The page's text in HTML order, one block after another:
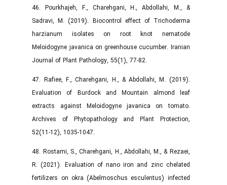
46. Pourkhajeh, F., Charehgani, H., Abdollahi, M., &
Sadravi, M. (2019). Biocontrol effect of Trichoderma
harzianum isolates on root knot nematode
Meloidogyne javanica on greenhouse cucumber. Iranian
Journal of Plant Pathology, 55(1), 77-82.
47. Rafiee, F., Charehgani, H., & Abdollahi, M. (2019).
Evaluation of Burdock and Mountain almond leaf
extracts against Meloidogyne javanica on tomato.
Archives of Phytopathology and Plant Protection,
52(11-12), 1035-1047.
48. Rostami, S., Charehgani, H., Abdollahi, M., & Rezaei,
R. (2021). Evaluation of nano iron and zinc chelated
fertilizers on okra (Abelmoschus esculentus) infected